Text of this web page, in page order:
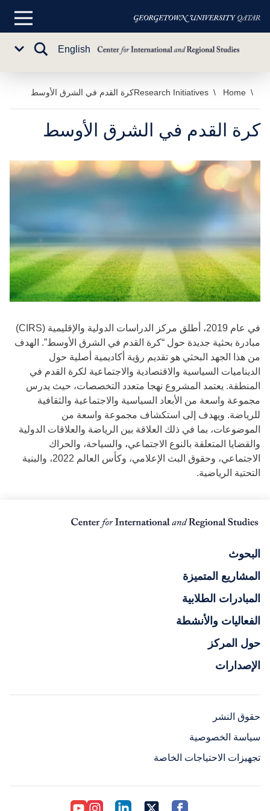
تخطي
إلى
المحتوى
الرئيسي
القائمة
English
تبديل
Home
Research Initiativesكرة القدم في الشرق الأوسط
كرة القدم في الشرق الأوسط
في عام 2019، أطلق مركز الدراسات الدولية والإقليمية (CIRS)
مبادرة بحثية جديدة حول “كرة القدم في الشرق الأوسط”. الهدف
من هذا الجهد البحثي هو تقديم رؤية أكاديمية أصلية حول
الديناميات السياسية والاقتصادية والاجتماعية لكرة القدم في
المنطقة. يعتمد المشروع نهجا متعدد التخصصات، حيث يدرس
مجموعة واسعة من الأبعاد السياسية والاجتماعية والثقافية
للرياضة. ويهدف إلى استكشاف مجموعة واسعة من
الموضوعات، بما في ذلك العلاقة بين الرياضة والعلاقات الدولية
والقضايا المتعلقة بالنوع الاجتماعي، والسياحة، والحراك
الاجتماعي، وحقوق البث الإعلامي، وكأس العالم 2022، والبنية
التحتية الرياضية.
البحوث
المشاريع المتميزة
المبادرات الطلابية
الفعاليات والأنشطة
حول المركز
الإصدارات
حقوق النشر
سياسة الخصوصية
تجهيزات الاحتياجات الخاصة